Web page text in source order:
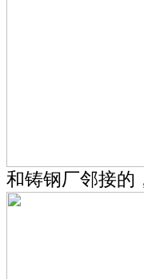
和铸钢厂邻接的